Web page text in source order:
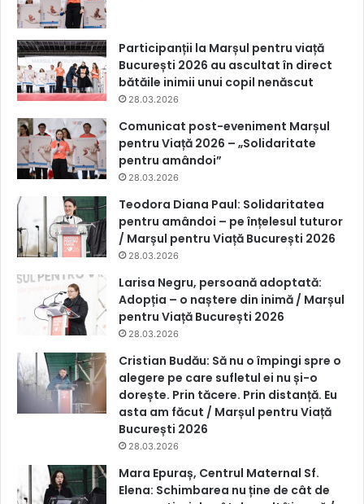
Participanții la Marșul pentru viață
București 2026 au ascultat în direct
bătăile inimii unui copil nenăscut
28.03.2026
Comunicat post-eveniment Marșul
pentru Viață 2026 – „Solidaritate
pentru amândoi”
28.03.2026
Teodora Diana Paul: Solidaritatea
pentru amândoi – pe înțelesul tuturor
/ Marșul pentru Viață București 2026
28.03.2026
Larisa Negru, persoană adoptată:
Adopția – o naștere din inimă / Marșul
pentru Viață București 2026
28.03.2026
Cristian Budău: Să nu o împingi spre o
alegere pe care sufletul ei nu și-o
dorește. Prin tăcere. Prin distanță. Eu
asta am făcut / Marșul pentru Viață
București 2026
28.03.2026
Mara Epuraș, Centrul Maternal Sf.
Elena: Schimbarea nu ține de cât de